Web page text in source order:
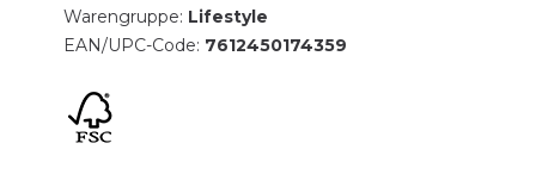
Warengruppe: Lifestyle
EAN/UPC-Code: 7612450174359